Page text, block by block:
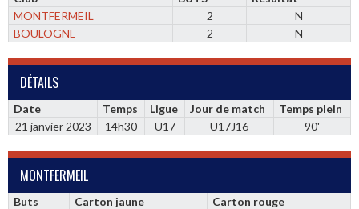
MONTFERMEIL
2
N
BOULOGNE
2 N
DÉTAILS
Date Temps Ligue Jour de match
Temps plein
21 janvier 2023
14h30 U17 U17J16 90'
MONTFERMEIL
Buts Carton jaune
Carton rouge